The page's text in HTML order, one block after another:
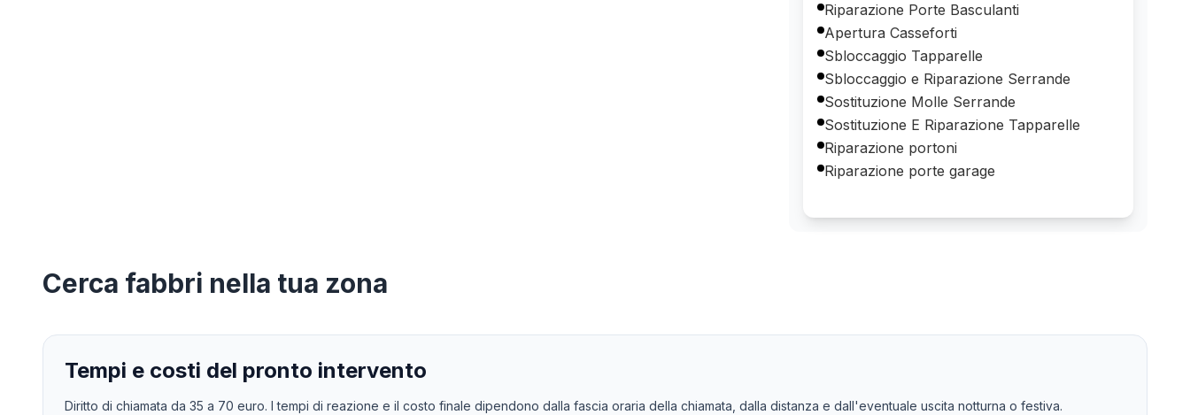
Riparazione Porte Basculanti
Apertura Casseforti
Sbloccaggio Tapparelle
Sbloccaggio e Riparazione Serrande
Sostituzione Molle Serrande
Sostituzione E Riparazione Tapparelle
Riparazione portoni
Riparazione porte garage
Cerca fabbri nella tua zona
Tempi e costi del pronto intervento
Diritto di chiamata da 35 a 70 euro. I tempi di reazione e il costo finale dipendono dalla fascia oraria della chiamata, dalla distanza e dall'eventuale uscita notturna o festiva.